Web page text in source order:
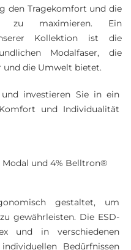
den Tragekomfort und die
zu maximieren. Ein
Kollektion ist die
Modalfaser, die
und die Umwelt bietet.
investieren Sie in ein
und Individualität
Modal und 4% Belltron®
gestaltet, um
gewährleisten. Die ESD-
und in verschiedenen
Bedürfnissen